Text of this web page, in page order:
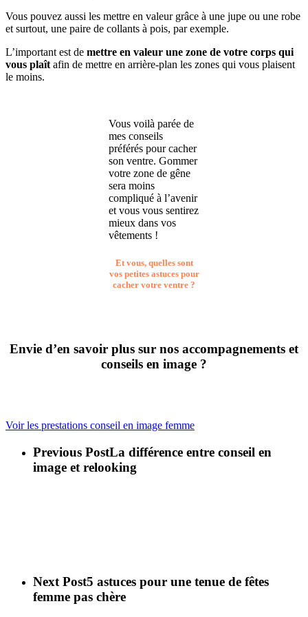
Vous pouvez aussi les mettre en valeur grâce à une jupe ou une robe
et surtout, une paire de collants à pois, par exemple.
L’important est de mettre en valeur une zone de votre corps qui
vous plaîtafin de mettre en arrière-plan les zones qui vous plaisent
le moins.
Vous voilà parée de
mes conseils
préférés pour cacher
son ventre. Gommer
votre zone de gêne
sera moins
compliqué à l’avenir
et vous vous sentirez
mieux dans vos
vêtements !
Et vous, quelles sont
vos petites astuces pour
cacher votre ventre ?
Envie d’en savoir plus sur nos accompagnements et
conseils en image ?
Voir les prestations conseil en image femme
Previous PostLa différence entre conseil en
image et relooking
Next Post5 astuces pour une tenue de fêtes
femme pas chère